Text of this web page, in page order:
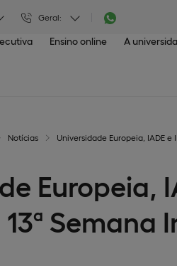
Geral:
Ensino online A
Notícias Universidade Europeia, IADE e
Europeia,
Semana